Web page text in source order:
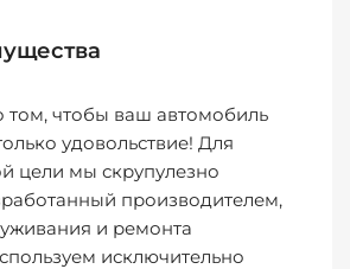
том, чтобы ваш автомобиль
удовольствие! Для
цели мы скрупулезно
производителем,
и ремонта
исключительно